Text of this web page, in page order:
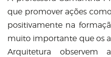
que promover ações
positivamente na
muito importante que os
Arquitetura observem